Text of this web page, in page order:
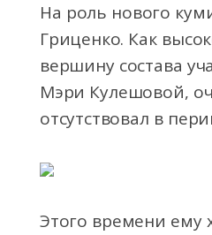
На роль нового
Гриценко. Как
вершину состава
Мэри Кулешовой,
отсутствовал в
Этого времени ему